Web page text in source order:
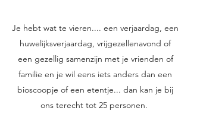
Je hebt wat te vieren.... een verjaardag, een
huwelijksverjaardag, vrijgezellenavond of
een gezellig samenzijn met je vrienden of
familie en je wil eens iets anders dan een
bioscoopje of een etentje... dan kan je bij
ons terecht tot 25 personen.